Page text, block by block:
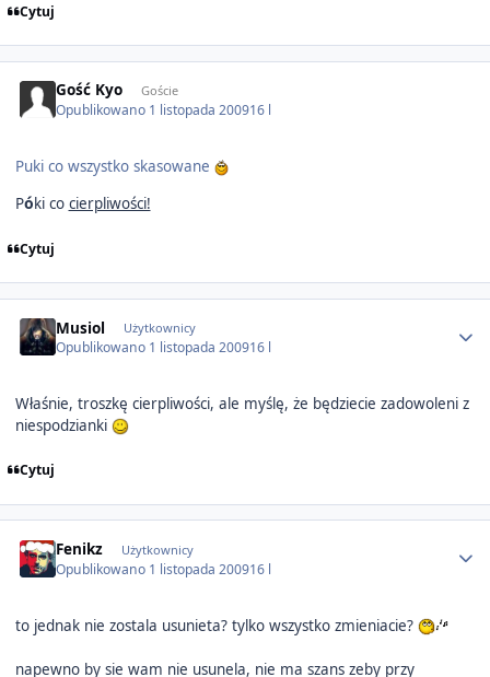
Cytuj
Gość Kyo Goście
Opublikowano 1 listopada 200916 l
Puki co wszystko skasowane
Póki co cierpliwości!
Cytuj
Musiol Użytkownicy
Opublikowano 1 listopada 200916 l
Właśnie, troszkę cierpliwości, ale myślę, że będziecie zadowoleni z
niespodzianki
Cytuj
Fenikz Użytkownicy
Opublikowano 1 listopada 200916 l
to jednak nie zostala usunieta? tylko wszystko zmieniacie?
napewno by sie wam nie usunela, nie ma szans zeby przy